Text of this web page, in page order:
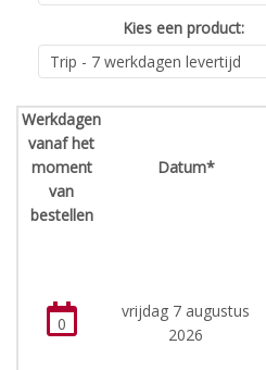
Kies een product:
Werkdagen
vanaf het
moment
van
bestellen
Datum*
0
vrijdag 7 augustus
2026